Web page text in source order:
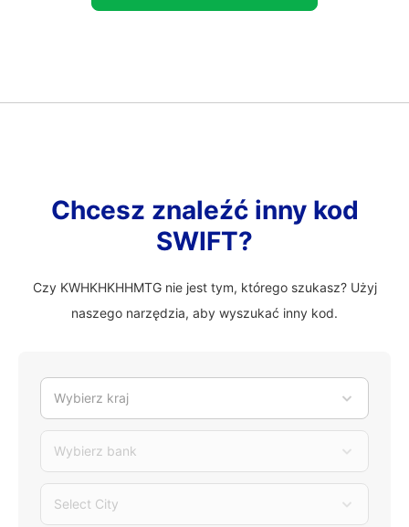
Chcesz znaleźć inny kod
SWIFT?
Czy KWHKHKHHMTG nie jest tym, którego szukasz? Użyj
naszego narzędzia, aby wyszukać inny kod.
Wybierz kraj
Wybierz bank
Select City